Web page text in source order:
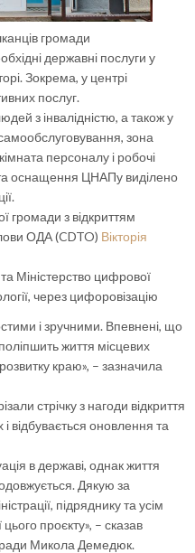
громади
державні послуги у
Зокрема, у центрі
послуг.
з інвалідністю, а також у
зона
персоналу і робочі
оснащення ЦНАПу виділено
громади з відкриттям
ОДА (CDTO) Вікторія
Міністерство цифрової
через цифоровізацію
і зручними. Впевнені, що
життя місцевих
краю», – зазначила
стрічку з нагоди відкриття
відбувається оновлення та
в державі, однак життя
Дякую за
підряднику та усім
проєкту», – сказав
ради Микола Демедюк.